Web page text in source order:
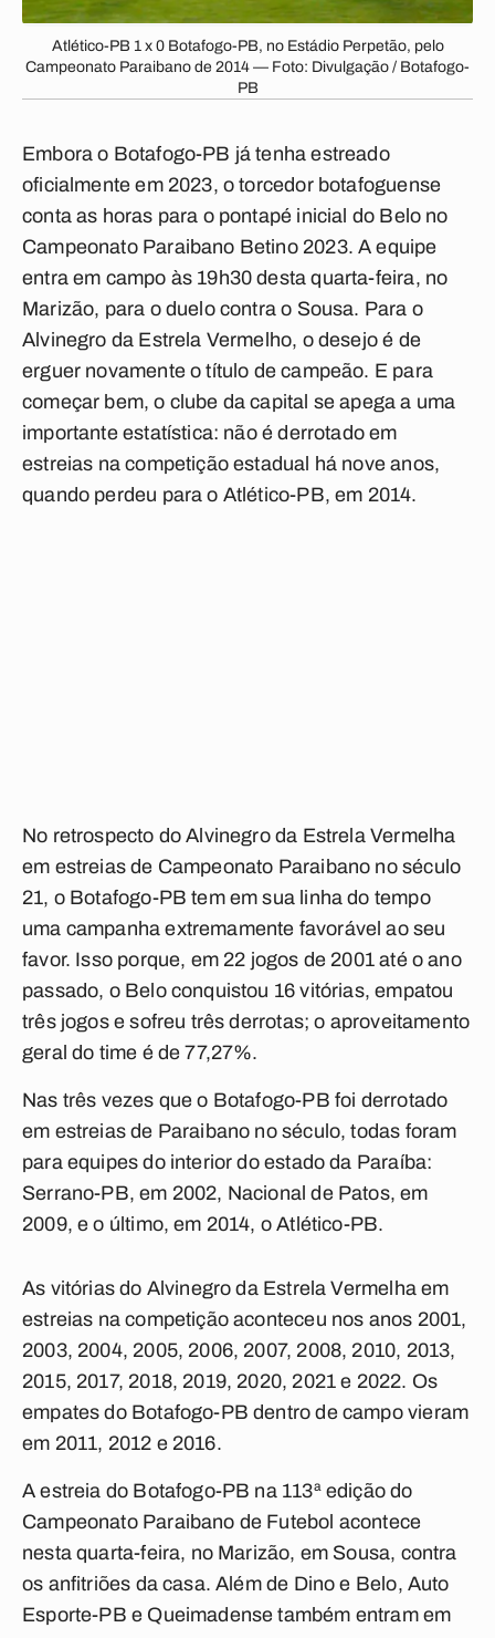
Atlético-PB 1 x 0 Botafogo-PB, no Estádio Perpetão, pelo
Campeonato Paraibano de 2014 — Foto: Divulgação / Botafogo-
PB
Embora o Botafogo-PB já tenha estreado
oficialmente em 2023, o torcedor botafoguense
conta as horas para o pontapé inicial do Belo no
Campeonato Paraibano Betino 2023. A equipe
entra em campo às 19h30 desta quarta-feira, no
Marizão, para o duelo contra o Sousa. Para o
Alvinegro da Estrela Vermelho, o desejo é de
erguer novamente o título de campeão. E para
começar bem, o clube da capital se apega a uma
importante estatística: não é derrotado em
estreias na competição estadual há nove anos,
quando perdeu para o Atlético-PB, em 2014.
No retrospecto do Alvinegro da Estrela Vermelha
em estreias de Campeonato Paraibano no século
21, o Botafogo-PB tem em sua linha do tempo
uma campanha extremamente favorável ao seu
favor. Isso porque, em 22 jogos de 2001 até o ano
passado, o Belo conquistou 16 vitórias, empatou
três jogos e sofreu três derrotas; o aproveitamento
geral do time é de 77,27%.
Nas três vezes que o Botafogo-PB foi derrotado
em estreias de Paraibano no século, todas foram
para equipes do interior do estado da Paraíba:
Serrano-PB, em 2002, Nacional de Patos, em
2009, e o último, em 2014, o Atlético-PB.
As vitórias do Alvinegro da Estrela Vermelha em
estreias na competição aconteceu nos anos 2001,
2003, 2004, 2005, 2006, 2007, 2008, 2010, 2013,
2015, 2017, 2018, 2019, 2020, 2021 e 2022. Os
empates do Botafogo-PB dentro de campo vieram
em 2011, 2012 e 2016.
A estreia do Botafogo-PB na 113ª edição do
Campeonato Paraibano de Futebol acontece
nesta quarta-feira, no Marizão, em Sousa, contra
os anfitriões da casa. Além de Dino e Belo, Auto
Esporte-PB e Queimadense também entram em